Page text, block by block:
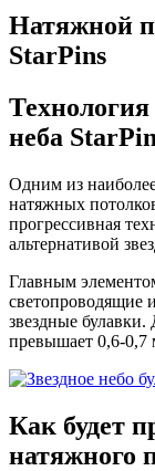
Натяжной
StarPins
Технология
неба
Одним из
натяжных
прогрессивная
альтернативой
Главным
светопроводящие
звездные
превышает 0,6-0,7
Как будет
натяжного